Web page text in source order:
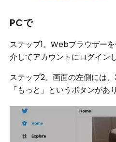
PCで
ステップ1。Webブラウザー
介してアカウントにログインし
ステップ2。画面の左側には
「もっと」というボタンがあ